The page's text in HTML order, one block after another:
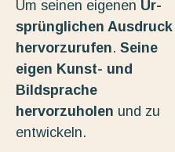
Um seinen eigenen Ur-
sprünglichen Ausdruck
hervorzurufen. Seine
eigen Kunst- und
Bildsprache
hervorzuholen und zu
entwickeln.